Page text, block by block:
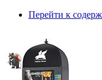
Перейти к